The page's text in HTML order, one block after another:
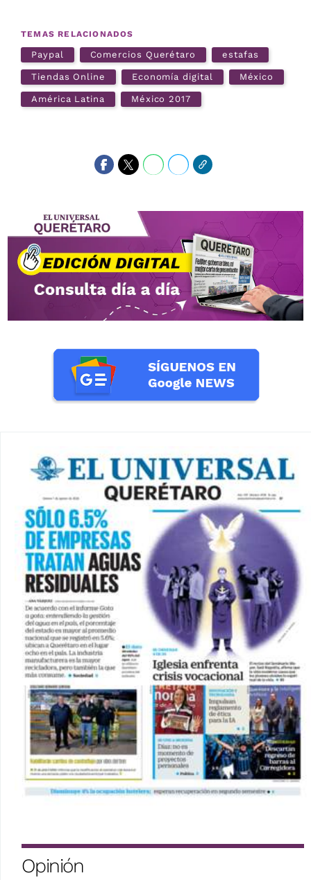
TEMAS RELACIONADOS
Paypal Comercios Querétaro estafas
Tiendas Online Economía digital México
América Latina México 2017
Opinión